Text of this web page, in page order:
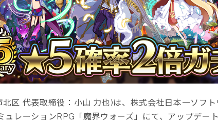
区 代表取締役：小山 力也)は、株式会社日本一ソフ
レーションRPG「魔界ウォーズ」にて、アップデー